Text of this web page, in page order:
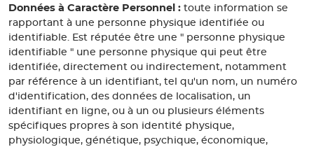
Données à Caractère Personnel : toute information se
rapportant à une personne physique identifiée ou
identifiable. Est réputée être une " personne physique
identifiable " une personne physique qui peut être
identifiée, directement ou indirectement, notamment
par référence à un identifiant, tel qu'un nom, un numéro
d'identification, des données de localisation, un
identifiant en ligne, ou à un ou plusieurs éléments
spécifiques propres à son identité physique,
physiologique, génétique, psychique, économique,